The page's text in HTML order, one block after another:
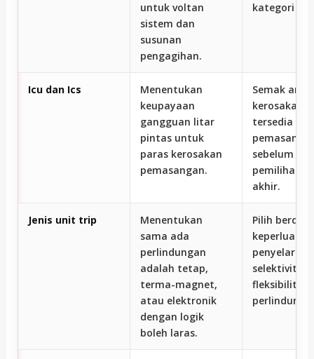
untuk voltan
sistem dan
susunan
pengagihan.
kategori
Icu dan Ics
Menentukan
keupayaan
gangguan litar
pintas untuk
paras kerosakan
pemasangan.
Semak arus
kerosakan
tersedia di
sebelum
pemilihan
akhir.
Jenis unit trip
Menentukan
sama ada
perlindungan
adalah tetap,
terma-magnet,
atau elektronik
dengan logik
boleh laras.
Pilih
keperluan
selektiviti,
fleksibiliti